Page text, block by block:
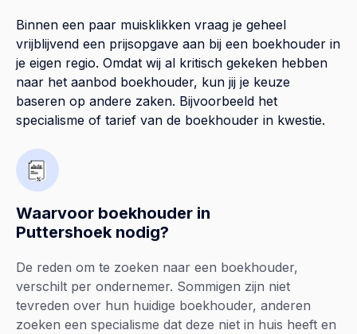
Binnen een paar muisklikken vraag je geheel
vrijblijvend een prijsopgave aan bij een boekhouder in
je eigen regio. Omdat wij al kritisch gekeken hebben
naar het aanbod boekhouder, kun jij je keuze
baseren op andere zaken. Bijvoorbeeld het
specialisme of tarief van de boekhouder in kwestie.
Waarvoor boekhouder in
Puttershoek nodig?
De reden om te zoeken naar een boekhouder,
verschilt per ondernemer. Sommigen zijn niet
tevreden over hun huidige boekhouder, anderen
zoeken een specialisme dat deze niet in huis heeft en